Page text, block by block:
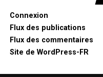
Connexion
Flux des publications
Flux des commentaires
Site de WordPress-FR